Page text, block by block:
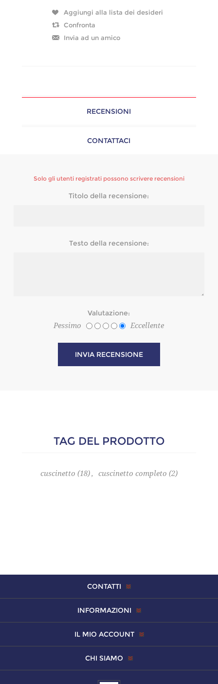
RECENSIONI
CONTATTACI
Solo gli utenti registrati possono scrivere recensioni
Titolo della recensione:
Testo della recensione:
Valutazione:
Pessimo
Eccellente
TAG DEL PRODOTTO
cuscinetto (18), cuscinetto completo (2)
CONTATTI
INFORMAZIONI
IL MIO ACCOUNT
CHI SIAMO